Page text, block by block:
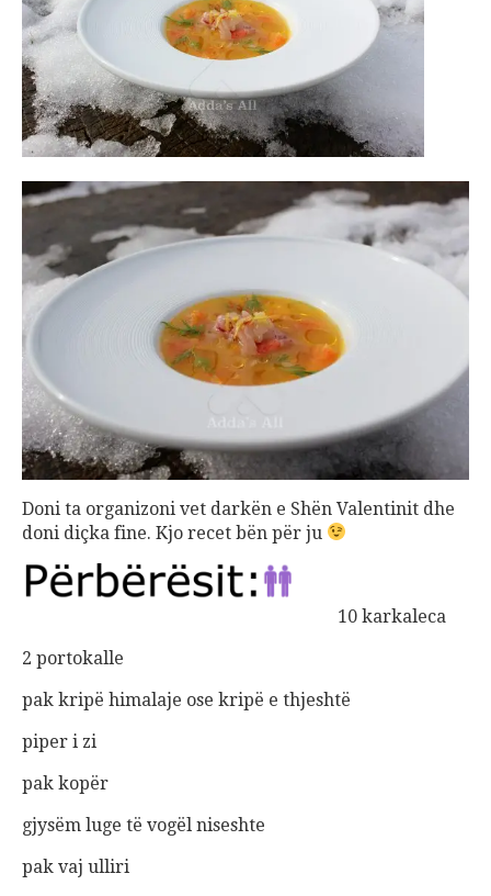
Doni ta organizoni vet darkën e Shën Valentinit dhe
doni diçka fine. Kjo recet bën për ju
10 karkaleca
2 portokalle
pak kripë himalaje ose kripë e thjeshtë
piper i zi
pak kopër
gjysëm luge të vogël niseshte
pak vaj ulliri